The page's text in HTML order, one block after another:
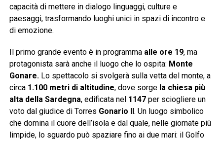
capacità di mettere in dialogo linguaggi, culture e
paesaggi, trasformando luoghi unici in spazi di incontro e
di emozione.
Il primo grande evento è in programma alle ore 19, ma
protagonista sarà anche il luogo che lo ospita: Monte
Gonare. Lo spettacolo si svolgerà sulla vetta del monte, a
circa 1.100 metri di altitudine, dove sorge la chiesa più
alta della Sardegna, edificata nel 1147per sciogliere un
voto dal giudice di Torres Gonario II . Un luogo simbolico
che domina il cuore dell’isola e dal quale, nelle giornate più
limpide, lo sguardo può spaziare fino ai due mari: il Golfo